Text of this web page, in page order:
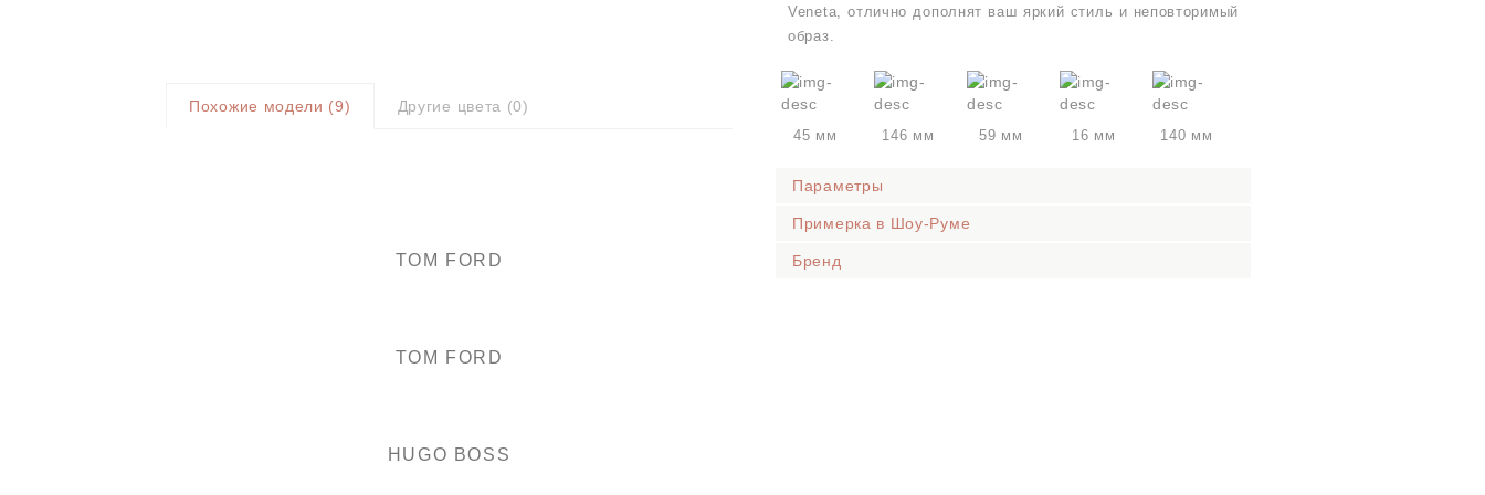
Похожие модели (9) Другие цвета (0)
TOM FORD
TOM FORD
HUGO BOSS
Veneta, отлично дополнят ваш яркий стиль и неповторимый
образ.
45 мм 146 мм 59 мм 16 мм 140 мм
Параметры
Примерка в Шоу-Руме
Бренд